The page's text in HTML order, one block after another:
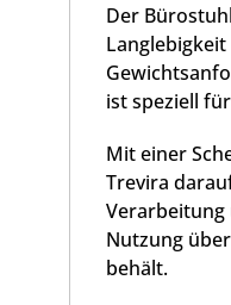
Der
ist speziell
Mit einer
Trevira
Verarbeitung
Nutzung
behält.